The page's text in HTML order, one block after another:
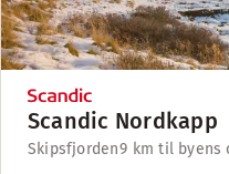
Scandic Nordkapp
Skipsfjorden9 km til byens